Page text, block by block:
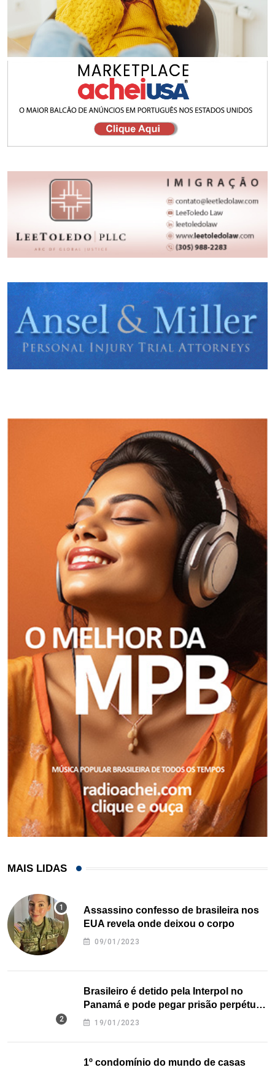
MAIS LIDAS
Assassino confesso de brasileira nos
EUA revela onde deixou o corpo
09/01/2023
Brasileiro é detido pela Interpol no
Panamá e pode pegar prisão perpétua
nos EUA
19/01/2023
1º condomínio do mundo de casas